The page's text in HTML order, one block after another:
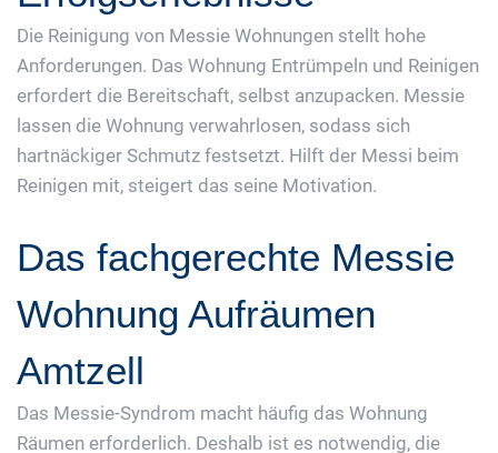
Die Reinigung von Messie Wohnungen stellt hohe
Anforderungen. Das Wohnung Entrümpeln und Reinigen
erfordert die Bereitschaft, selbst anzupacken. Messie
lassen die Wohnung verwahrlosen, sodass sich
hartnäckiger Schmutz festsetzt. Hilft der Messi beim
Reinigen mit, steigert das seine Motivation.
Das fachgerechte Messie
Wohnung Aufräumen
Amtzell
Das Messie-Syndrom macht häufig das Wohnung
Räumen erforderlich. Deshalb ist es notwendig, die